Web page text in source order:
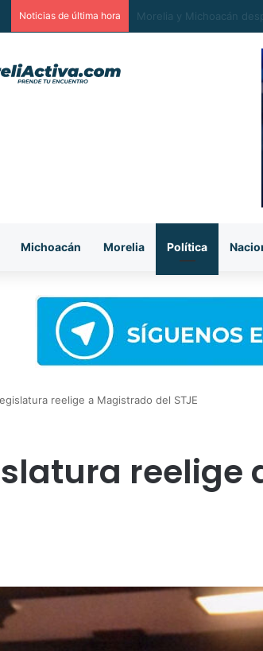
Noticias de última hora Se registra choque
Michoacán Morelia Política
reelige a Magistrado del STJE
reelige